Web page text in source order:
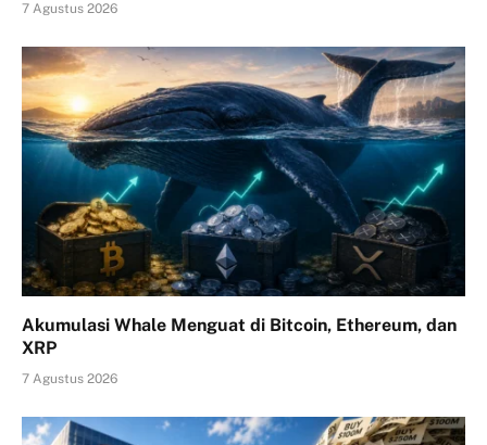
7 Agustus 2026
Akumulasi Whale Menguat di Bitcoin, Ethereum, dan
XRP
7 Agustus 2026